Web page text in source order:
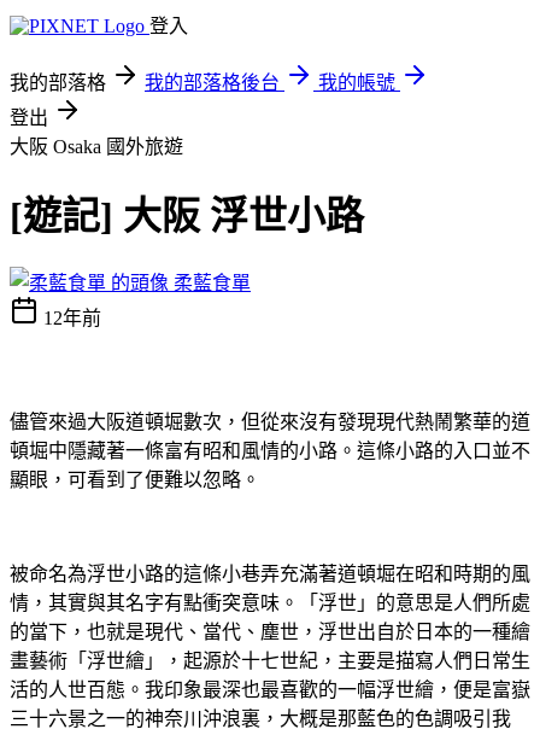
登入
我的部落格 我的部落格後台
我的帳號
登出
大阪 Osaka 國外旅遊
[遊記] 大阪 浮世小路
柔藍食單
12年前
儘管來過大阪道頓堀數次，但從來沒有發現現代熱鬧繁華的道
頓堀中隱藏著一條富有昭和風情的小路。這條小路的入口並不
顯眼，可看到了便難以忽略。
被命名為浮世小路的這條小巷弄充滿著道頓堀在昭和時期的風
情，其實與其名字有點衝突意味。「浮世」的意思是人們所處
的當下，也就是現代、當代、塵世，浮世出自於日本的一種繪
畫藝術「浮世繪」，起源於十七世紀，主要是描寫人們日常生
活的人世百態。我印象最深也最喜歡的一幅浮世繪，便是富嶽
三十六景之一的神奈川沖浪裏，大概是那藍色的色調吸引我